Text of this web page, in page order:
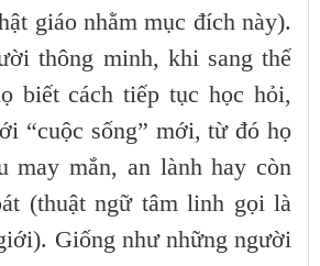
giáo nhằm mục đích này).
thông minh, khi sang thế
biết cách tiếp tục học hỏi,
“cuộc sống” mới, từ đó họ
may mắn, an lành hay còn
(thuật ngữ tâm linh gọi là
Giống như những người